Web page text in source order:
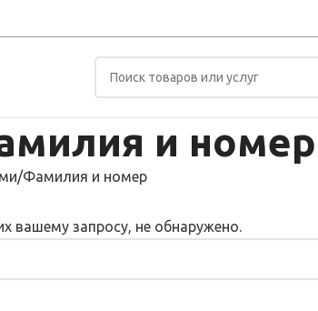
и номер
Фамилия и номер
вашему запросу, не обнаружено.